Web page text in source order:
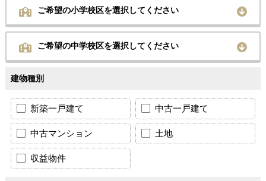
ご希望の小学校区を選択してください
ご希望の中学校区を選択してください
建物種別
新築一戸建て 中古一戸建て
中古マンション 土地
収益物件